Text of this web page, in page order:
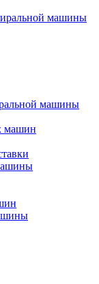
машины
машины
машин